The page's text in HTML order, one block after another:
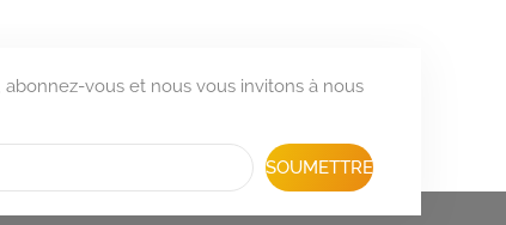
vous et nous vous invitons à nous
SOUMETTRE